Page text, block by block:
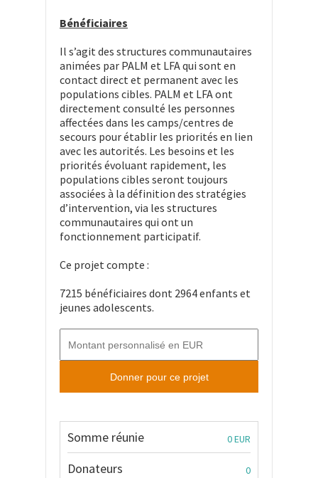
Bénéficiaires
Il s’agit des structures communautaires
animées par PALM et LFA qui sont en
contact direct et permanent avec les
populations cibles. PALM et LFA ont
directement consulté les personnes
affectées dans les camps/centres de
secours pour établir les priorités en lien
avec les autorités. Les besoins et les
priorités évoluant rapidement, les
populations cibles seront toujours
associées à la définition des stratégies
d’intervention, via les structures
communautaires qui ont un
fonctionnement participatif.
Ce projet compte :
7215 bénéficiaires dont 2964 enfants et
jeunes adolescents.
Somme réunie 0 EUR
Donateurs 0